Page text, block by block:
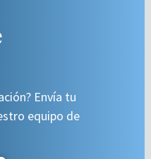
Envía tu
equipo de